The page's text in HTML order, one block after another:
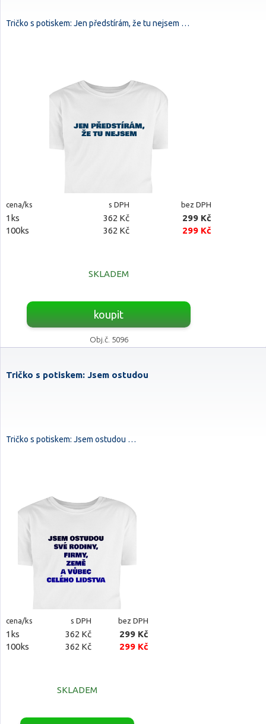
Tričko s potiskem: Jen předstírám, že tu nejsem …
cena/ks s DPH bez DPH
1ks 362 Kč
299 Kč
100ks
362 Kč 299 Kč
SKLADEM
koupit
Obj.č. 5096
Tričko s potiskem: Jsem ostudou
Tričko s potiskem: Jsem ostudou …
cena/ks s DPH bez DPH
1ks 362 Kč
299 Kč
100ks
362 Kč 299 Kč
SKLADEM